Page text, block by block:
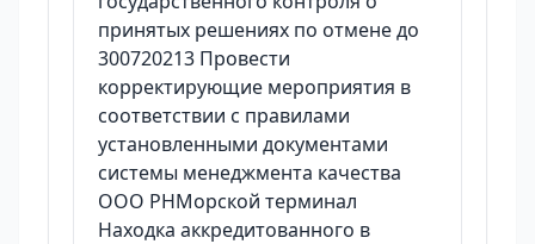
принятых решениях по отмене до
300720213 Провести
корректирующие мероприятия в
соответствии с правилами
установленными документами
системы менеджмента качества
ООО РНМорской терминал
Находка аккредитованного в